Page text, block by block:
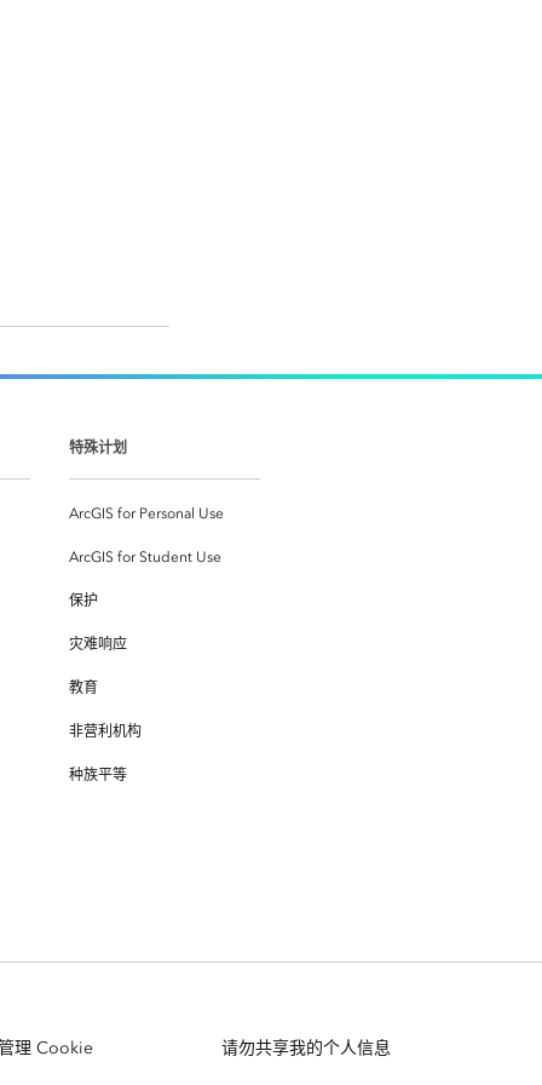
特殊计划
ArcGIS for Personal Use
ArcGIS for Student Use
保护
灾难响应
教育
非营利机构
种族平等
理 Cookie 请勿共享我的个人信息